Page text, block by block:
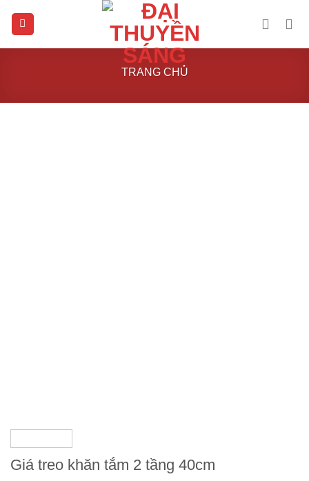
TRANG CHỦ
Giá treo khăn tắm 2 tầng 40cm